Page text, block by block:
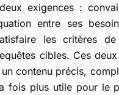
exigences :
entre ses
les critères
cibles. Ces
contenu précis,
fois plus utile pour le